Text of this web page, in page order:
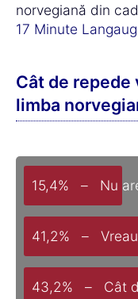
norvegiană din
17 Minute
Cât de repede
limba
15,4% – Nu
41,2% – Vreau
43,2% – Cât